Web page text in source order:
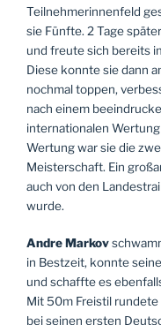
Teilnehmerinnenfeld
sie Fünfte. 2 Tage
und freute sich bereits
Diese konnte sie dann
nochmal toppen,
nach einem
internationalen
Wertung war sie die
Meisterschaft. Ein
auch von den
wurde.
Andre Markov
in Bestzeit, konnte
und schaffte es
Mit 50m Freistil rundete
bei seinen ersten